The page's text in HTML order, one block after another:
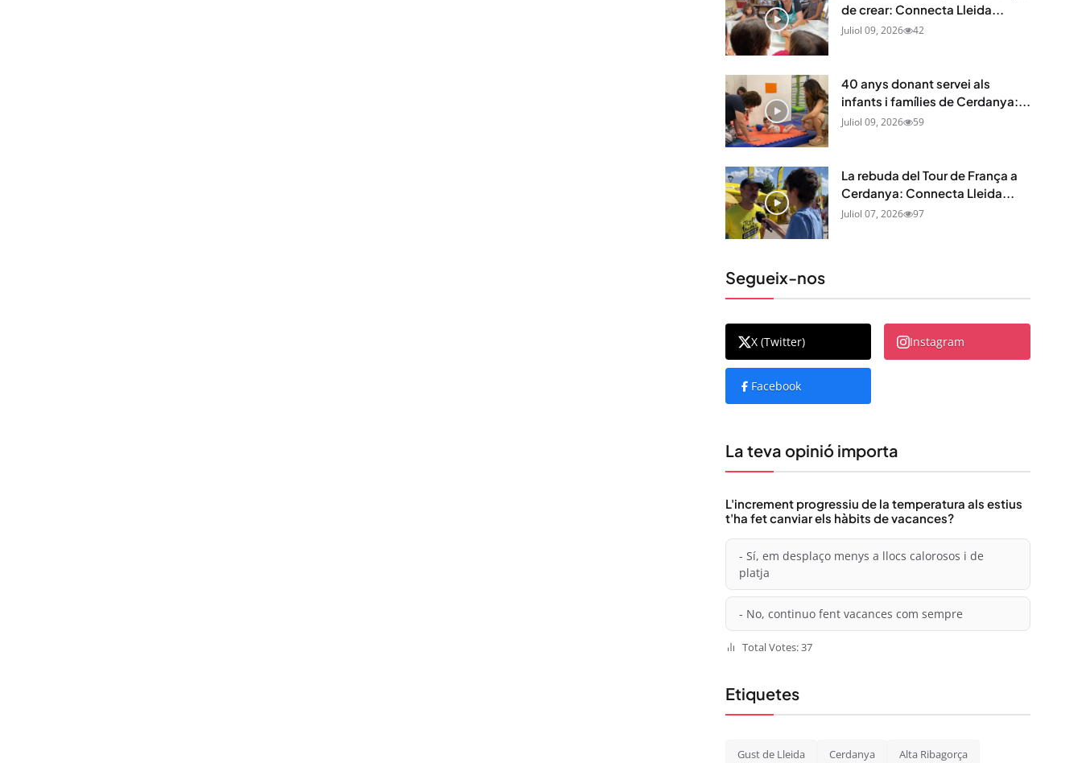
de crear: Connecta Lleida...
Juliol 09, 2026 42
40 anys donant servei als
infants i famílies de Cerdanya:...
Juliol 09, 2026 59
La rebuda del Tour de França a
Cerdanya: Connecta Lleida...
Juliol 07, 2026 97
Segueix-nos
X (Twitter) Instagram
Facebook
La teva opinió importa
L'increment progressiu de la temperatura als estius
t'ha fet canviar els hàbits de vacances?
- Sí, em desplaço menys a llocs calorosos i de
platja
- No, continuo fent vacances com sempre
Total Votes: 37
Etiquetes
Gust de Lleida Cerdanya Alta Ribagorça